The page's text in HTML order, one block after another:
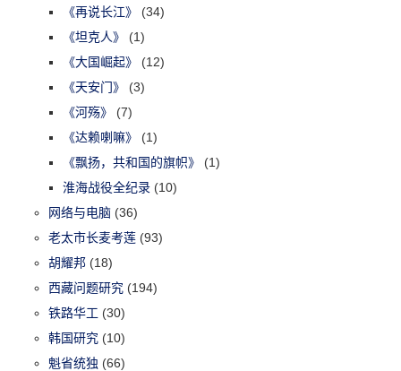
《再说长江》
(34)
《坦克人》
(1)
《大国崛起》
(12)
《天安门》
(3)
《河殇》
(7)
《达赖喇嘛》
(1)
《飘扬，共和国的旗帜》
(1)
淮海战役全纪录 (10)
网络与电脑 (36)
老太市长麦考莲 (93)
胡耀邦 (18)
西藏问题研究 (194)
铁路华工 (30)
韩国研究 (10)
魁省统独 (66)